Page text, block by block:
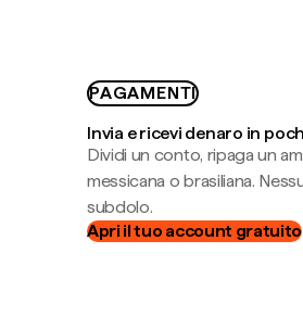
PAGAMENTI
Invia e ricevi denaro in
Dividi un conto, ripaga un
messicana o brasiliana.
subdolo.
Apri il tuo account gratuito